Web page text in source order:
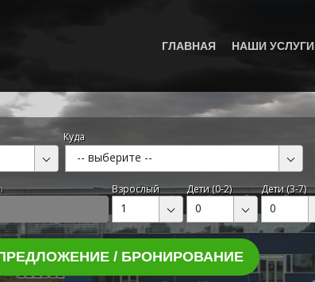
ГЛАВНАЯ НАШИ УСЛУГИ
Куда
-- выберите --
Взрослый
1
Дети (0-2)
0
Дети (3-7)
0
/ БРОНИРОВАНИЕ